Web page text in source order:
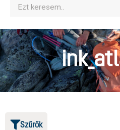
Szűrők